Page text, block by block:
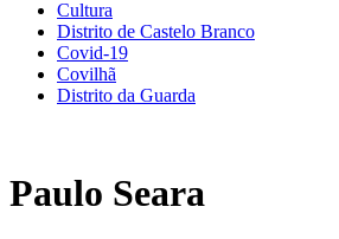
Cultura
Distrito de Castelo Branco
Covid-19
Covilhã
Distrito da Guarda
Paulo Seara